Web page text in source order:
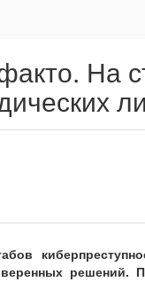
На
решений.